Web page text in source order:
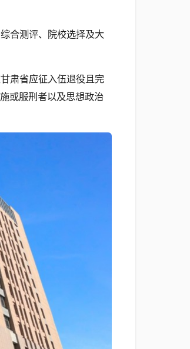
合测评、院校选择及大
肃省应征入伍退役且完
或服刑者以及思想政治